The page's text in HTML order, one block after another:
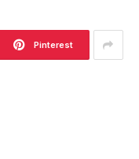
Pinterest